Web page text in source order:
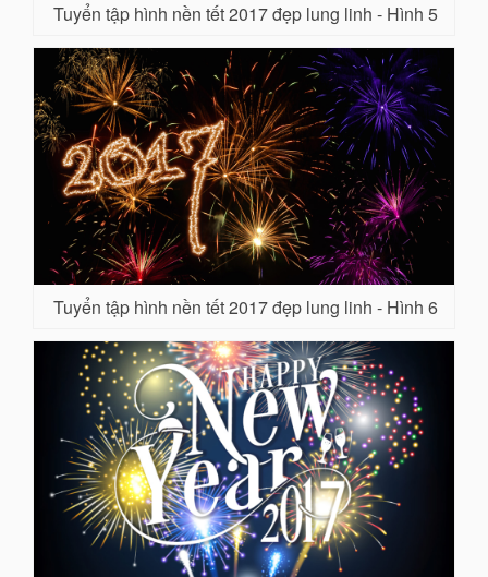
Tuyển tập hình nền tết 2017 đẹp lung linh - Hình 5
Tuyển tập hình nền tết 2017 đẹp lung linh - Hình 6